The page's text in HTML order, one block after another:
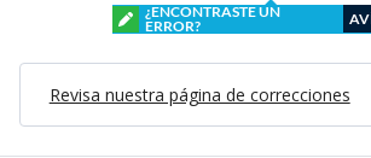
¿ENCONTRASTE UN
ERROR?
Revisa nuestra página de correcciones